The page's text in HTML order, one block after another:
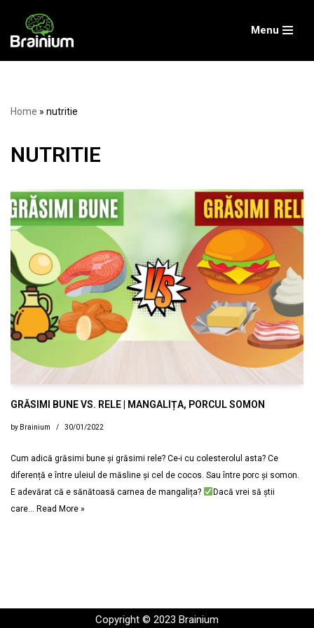
Skip
Menu
Home » nutritie
NUTRITIE
GRĂSIMI BUNE VS. RELE | MANGALIȚA, PORCUL SOMON
by Brainium 30/01/2022
Cum adică grăsimi bune și grăsimi rele? Ce-i cu colesterolul asta? Ce
diferență e între uleiul de măsline și cel de cocos. Sau între porc și somon.
E adevărat că e sănătoasă carnea de mangalița?
Dacă vrei să știi
care… Read More »
Copyright © 2023 Brainium